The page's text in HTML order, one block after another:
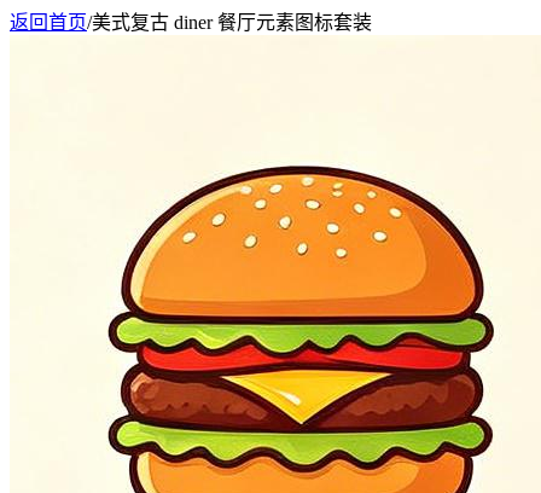
返回首页/美式复古 diner 餐厅元素图标套装